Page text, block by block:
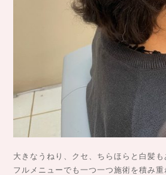
大きなうねり、クセ、ちらほらと白髪
フルメニューでも一つ一つ施術を積み